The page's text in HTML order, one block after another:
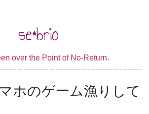
se*brio
over the Point of No-Return.
ホのゲーム漁りして